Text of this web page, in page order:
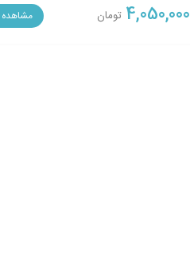
4,050,000 تومان مشاهده